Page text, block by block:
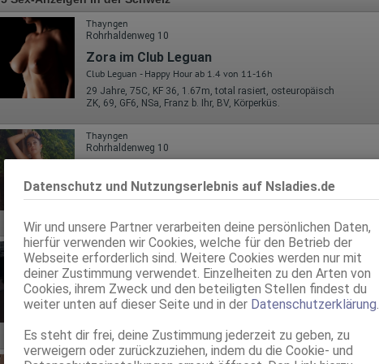
Datenschutz und Nutzungserlebnis auf Nsladies.de
Wir und unsere Partner verarbeiten deine persönlichen Daten,
hierfür verwenden wir Cookies, welche für den Betrieb der
Webseite erforderlich sind. Weitere Cookies werden nur mit
deiner Zustimmung verwendet. Einzelheiten zu den Arten von
Cookies, ihrem Zweck und den beteiligten Stellen findest du
weiter unten auf dieser Seite und in der Datenschutzerklärung.
Es steht dir frei, deine Zustimmung jederzeit zu geben, zu
verweigern oder zurückzuziehen, indem du die Cookie- und
Thayngen
Rohrhaldenweg 10
Zora im Club Leguan
Club Leguan - Happy Hour ab 1.4 von 11-16h
29 Jahre, 75C, KF 36, 1.67m, total rasiert, osteuropäisch
ZK, 69, GF6, NSa, Franz b. Ihr, BV, Körperküs.
Thayngen
Rohrhaldenweg 10
Club Leguan - Happy Hour ab 1.4 von 11-16h
30 Jahre, 70B, KF 36, 1.63m, total rasiert, osteuropäisch
Thayngen
Rohrhaldenweg 10
Scarlett im Club Leguan
Club Leguan - Happy Hour ab 1.4 von 11-16h
ZK, 69, GF6, DT, NSa, NSp, Franz b. Ihr
Thayngen